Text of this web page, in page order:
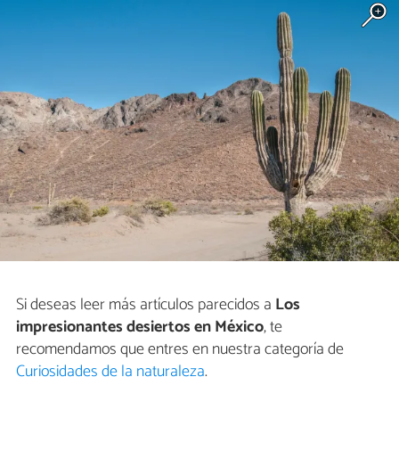
Si deseas leer más artículos parecidos a Los
impresionantes desiertos en México, te
recomendamos que entres en nuestra categoría de
Curiosidades de la naturaleza.